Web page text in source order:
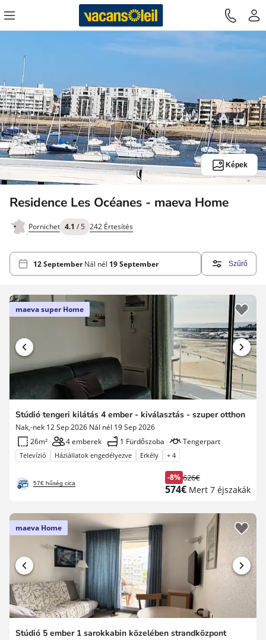
Képek
Residence Les Océanes - maeva Home
Pornichet 4.1 / 5 242 Értesítés
12 SeptemberNál nél 19 September Szűrő
maeva super Home
Stúdió tengeri kilátás 4 ember - kiválasztás - szuper otthon
Nak,-nek 12 Sep 2026 Nál nél 19 Sep 2026
26m²
4 emberek 1 Fürdőszoba Tengerpart
Televízió Háziállatok engedélyezve Erkély + 4
57€ hűség cica
-8%
Korábbi
díj
626€
Új
574€ Mert 7 éjszakák
maeva Home
Stúdió 5 ember 1 sarokkabin közelében strandközpont